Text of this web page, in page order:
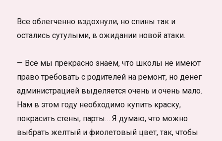
Все облегченно вздохнули, но спины так и
остались сутулыми, в ожидании новой атаки.
— Все мы прекрасно знаем, что школы не имеют
право требовать с родителей на ремонт, но денег
администрацией выделяется очень и очень мало.
Нам в этом году необходимо купить краску,
покрасить стены, парты… Я думаю, что можно
выбрать желтый и фиолетовый цвет, так, чтобы